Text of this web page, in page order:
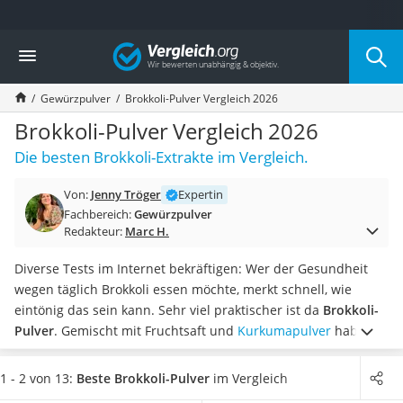
Die beliebtesten Vergleiche nach Kategorie
Lebensmittel
Schwarzkümmelöl
Knäckebrot
Schwarzkümmelöl-Kapseln
Manukahonig
Eiklar
Balsamico-Essig
Schwarzkümmelöl bio
Honig
Gemüsebrühe
Eiskaffee-Pulver
Irischer Whiskey
Grapefruitkernextrakt
Matcha-Set
Vergleich
Gewürzpulver Brokkoli-Pulver Vergleich 2026
Brokkoli-Pulver Vergleich 2026
Die besten Brokkoli-Extrakte im Vergleich.
Von: Jenny Tröger
Expertin
Fachbereich:Gewürzpulver
Redakteur: Marc H.
Diverse Tests im Internet bekräftigen: Wer der Gesundheit
wegen täglich Brokkoli essen möchte, merkt schnell, wie
eintönig das sein kann. Sehr viel praktischer ist da Brokkoli-
Pulver. Gemischt mit Fruchtsaft und Kurkumapulver haben
Sie im Handumdrehen einen leckeren, gesunden Smoothie –
oder Sie nehmen das Brokkoli-Pulverganz einfach in
1 - 2 von 13: Beste Brokkoli-Pulver im Vergleich